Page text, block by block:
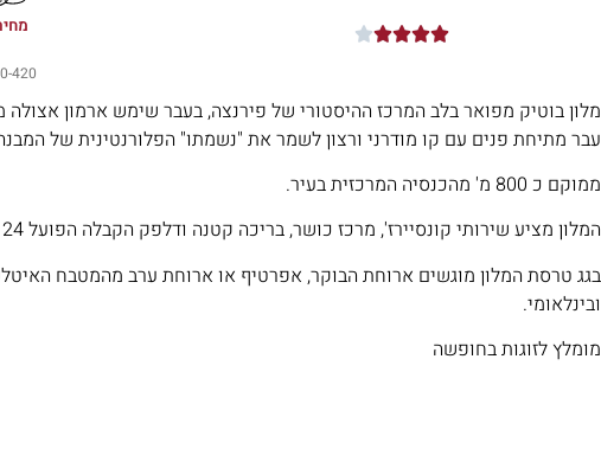





420
עבר מתיחת פנים עם קו מודרני ורצון לשמר את "נשמתו" הפלורנטינית של
ממוקם כ 800 מ' מהכנסיה המרכזית בעיר.
המלון מציע שירותי קונסיירז', מרכז כושר, בריכה קטנה ודלפק הקבלה הפועל 24 שעות ביממה.
בגג טרסת המלון מוגשים ארוחת הבוקר, אפרטיף או ארוחת ערב מהמטבח
ובינלאומי.
מומלץ לזוגות בחופשה